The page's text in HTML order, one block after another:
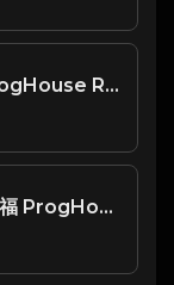
李荣浩 - 模特 (DJ小罗 ProgHouse Rmx 2022)
虎二 - 你应该很快乐(Dj阿福 ProgHouse Mix国语男)